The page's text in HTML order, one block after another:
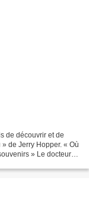
de découvrir et de
de Jerry Hopper. « Où
» Le docteur